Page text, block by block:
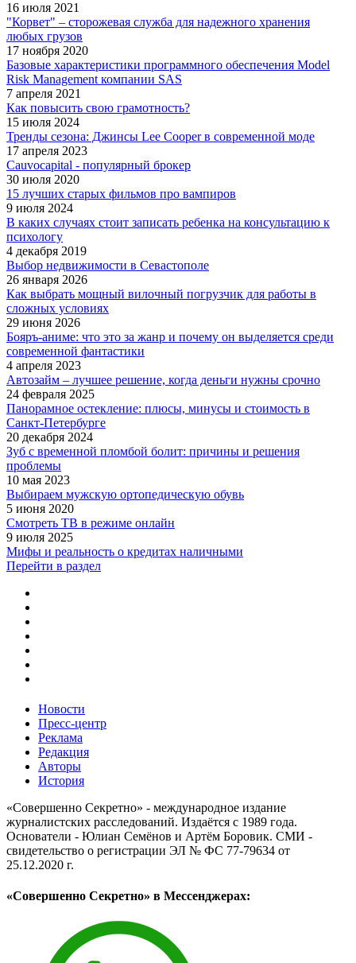
16 июля 2021
"Корвет" – сторожевая служба для надежного хранения
любых грузов
17 ноября 2020
Базовые характеристики программного обеспечения Model
Risk Management компании SAS
7 апреля 2021
Как повысить свою грамотность?
15 июля 2024
Тренды сезона: Джинсы Lee Cooper в современной моде
17 апреля 2023
Cauvocapital - популярный брокер
30 июля 2020
15 лучших старых фильмов про вампиров
9 июля 2024
В каких случаях стоит записать ребенка на консультацию к
психологу
4 декабря 2019
Выбор недвижимости в Севастополе
26 января 2026
Как выбрать мощный вилочный погрузчик для работы в
сложных условиях
29 июня 2026
Бояръ-аниме: что это за жанр и почему он выделяется среди
современной фантастики
4 апреля 2023
Автозайм – лучшее решение, когда деньги нужны срочно
24 февраля 2025
Панорамное остекление: плюсы, минусы и стоимость в
Санкт-Петербурге
20 декабря 2024
Зуб с временной пломбой болит: причины и решения
проблемы
10 мая 2023
Выбираем мужскую ортопедическую обувь
5 июня 2020
Смотреть ТВ в режиме онлайн
9 июля 2025
Мифы и реальность о кредитах наличными
Перейти в раздел
Новости
Пресс-центр
Реклама
Редакция
Авторы
История
«Совершенно Секретно» - международное издание
журналистских расследований. Издаётся с 1989 года.
Основатели - Юлиан Семёнов и Артём Боровик. CМИ -
свидетельство о регистрации ЭЛ № ФС 77-79634 от
25.12.2020 г.
«Совершенно Секретно» в Мессенджерах: